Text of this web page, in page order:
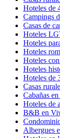
Hoteles de
Campings
Casas de
Hoteles
Hoteles
Hoteles
Hoteles
Hoteles
Hoteles de
Casas
Cabañas
Hoteles de
B&B en
Albergues